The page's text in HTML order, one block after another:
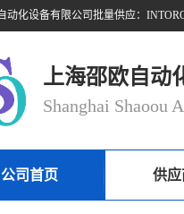
上海邵欧自动
公司首页 供